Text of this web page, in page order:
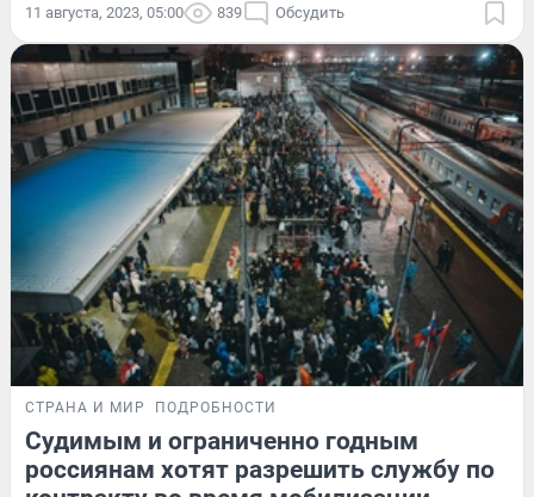
11 августа, 2023, 05:00 839 Обсудить
СТРАНА И МИР ПОДРОБНОСТИ
Судимым и ограниченно годным
россиянам хотят разрешить службу по